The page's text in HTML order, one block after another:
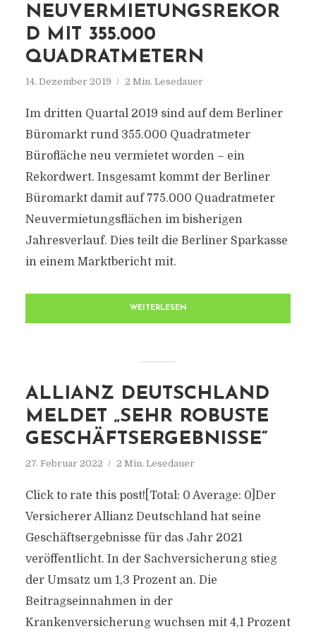
NEUVERMIETUNGSREKOR
D MIT 355.000
QUADRATMETERN
14. Dezember 2019 2 Min. Lesedauer
Im dritten Quartal 2019 sind auf dem Berliner
Büromarkt rund 355.000 Quadratmeter
Bürofläche neu vermietet worden – ein
Rekordwert. Insgesamt kommt der Berliner
Büromarkt damit auf 775.000 Quadratmeter
Neuvermietungsflächen im bisherigen
Jahresverlauf. Dies teilt die Berliner Sparkasse
in einem Marktbericht mit.
WEITERLESEN
ALLIANZ DEUTSCHLAND
MELDET „SEHR ROBUSTE
GESCHÄFTSERGEBNISSE“
27. Februar 2022 2 Min. Lesedauer
Click to rate this post![Total: 0 Average: 0]Der
Versicherer Allianz Deutschland hat seine
Geschäftsergebnisse für das Jahr 2021
veröffentlicht. In der Sachversicherung stieg
der Umsatz um 1,3 Prozent an. Die
Beitragseinnahmen in der
Krankenversicherung wuchsen mit 4,1 Prozent